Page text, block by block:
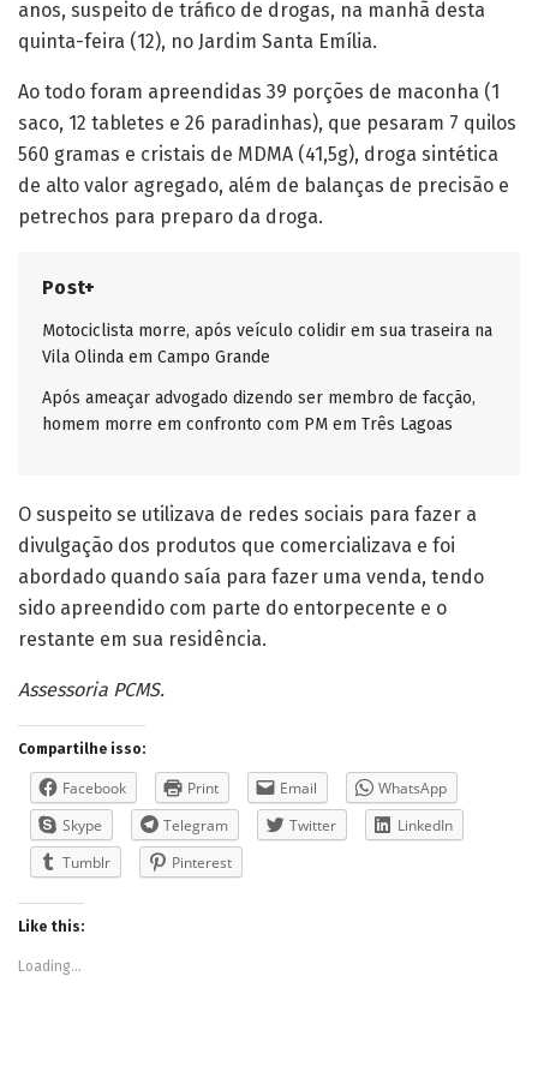
anos, suspeito de tráfico de drogas, na manhã desta
quinta-feira (12), no Jardim Santa Emília.
Ao todo foram apreendidas 39 porções de maconha (1
saco, 12 tabletes e 26 paradinhas), que pesaram 7 quilos
560 gramas e cristais de MDMA (41,5g), droga sintética
de alto valor agregado, além de balanças de precisão e
petrechos para preparo da droga.
Post+
Motociclista morre, após veículo colidir em sua traseira na
Vila Olinda em Campo Grande
Após ameaçar advogado dizendo ser membro de facção,
homem morre em confronto com PM em Três Lagoas
O suspeito se utilizava de redes sociais para fazer a
divulgação dos produtos que comercializava e foi
abordado quando saía para fazer uma venda, tendo
sido apreendido com parte do entorpecente e o
restante em sua residência.
Assessoria PCMS.
Compartilhe isso:
Facebook Print Email
WhatsApp
Skype
Telegram Twitter
LinkedIn
Tumblr
Pinterest
Like this:
Loading...